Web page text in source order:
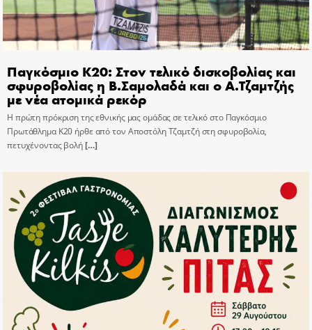
Παγκόσμιο Κ20: Στον τελικό δισκοβολίας και
σφυροβολίας η Β.Σαμολαδά και ο Α.Τζαμτζής
με νέα ατομικά ρεκόρ
Η πρώτη πρόκριση της εθνικής μας ομάδας σε τελικό στο Παγκόσμιο
Πρωτάθλημα Κ20 ήρθε από τον Αποστόλη Τζαμτζή στη σφυροβολία,
πετυχένοντας βολή[…]